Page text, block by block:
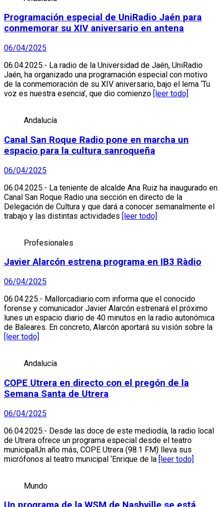
Programación especial de UniRadio Jaén para
conmemorar su XIV aniversario en antena
06/04/2025
06.04.2025.- La radio de la Universidad de Jaén, UniRadio
Jaén, ha organizado una programación especial con motivo
de la conmemoración de su XIV aniversario, bajo el lema ‘Tu
voz es nuestra esencia’, que dio comienzo
[leer todo]
Andalucía
Canal San Roque Radio pone en marcha un
espacio para la cultura sanroqueña
06/04/2025
06.04.2025.- La teniente de alcalde Ana Ruiz ha inaugurado en
Canal San Roque Radio una sección en directo de la
Delegación de Cultura y que dará a conocer semanalmente el
trabajo y las distintas actividades [leer todo]
Profesionales
Javier Alarcón estrena programa en IB3 Ràdio
06/04/2025
06.04.225.- Mallorcadiario.com informa que el conocido
forense y comunicador Javier Alarcón estrenará el próximo
lunes un espacio diario de 40 minutos en la radio autonómica
de Baleares. En concreto, Alarcón aportará su visión sobre la
[leer todo]
Andalucía
COPE Utrera en directo con el pregón de la
Semana Santa de Utrera
06/04/2025
06.04.2025.- Desde las doce de este mediodía, la radio local
de Utrera ofrece un programa especial desde el teatro
municipalUn año más, COPE Utrera (98.1 FM) lleva sus
micrófonos al teatro municipal ‘Enrique de la [leer todo]
Mundo